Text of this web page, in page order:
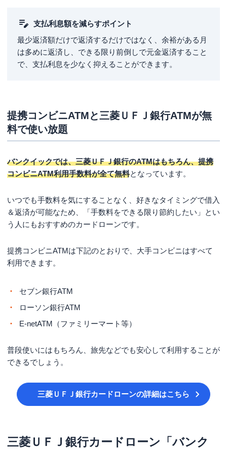
支払利息額を減らすポイント
最少返済額だけで返済するだけではなく、余裕がある月
は多めに返済し、できる限り前倒しで元金返済すること
で、支払利息を少なく抑えることができます。
提携コンビニATMと三菱ＵＦＪ銀行ATMが無
料で使い放題
バンクイックでは、三菱ＵＦＪ銀行のATMはもちろん、提携
コンビニATM利用手数料が全て無料となっています。
いつでも手数料を気にすることなく、好きなタイミングで借入
＆返済が可能なため、「手数料をできる限り節約したい」とい
う人にもおすすめのカードローンです。
提携コンビニATMは下記のとおりで、大手コンビニはすべて
利用できます。
セブン銀行ATM
ローソン銀行ATM
E-netATM（ファミリーマート等）
普段使いにはもちろん、旅先などでも安心して利用することが
できるでしょう。
三菱ＵＦＪ銀行カードローンの詳細はこちら
三菱ＵＦＪ銀行カードローン「バンク